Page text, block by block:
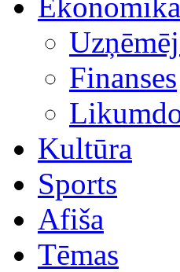
Finanses
Kultūra
Sports
Afiša
Tēmas